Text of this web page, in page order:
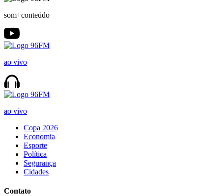
som+conteúdo
ao vivo
ao vivo
Copa 2026
Economia
Esporte
Política
Segurança
Cidades
Contato